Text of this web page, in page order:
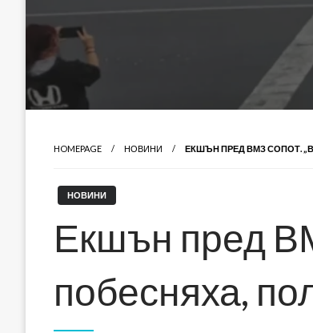
HOMEPAGE НОВИНИ ЕКШЪН ПРЕД ВМЗ СОПОТ.
НОВИНИ
Екшън пред
побесняха,